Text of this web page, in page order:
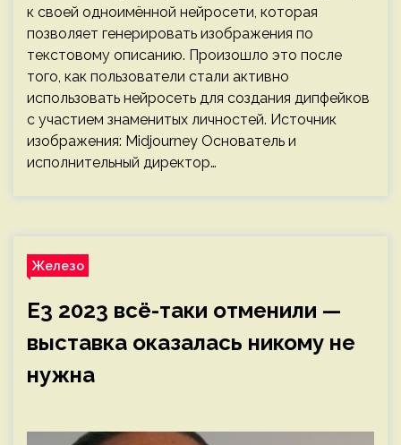
к своей одноимённой нейросети, которая
позволяет генерировать изображения по
текстовому описанию. Произошло это после
того, как пользователи стали активно
использовать нейросеть для создания дипфейков
с участием знаменитых личностей. Источник
изображения: Midjourney Основатель и
исполнительный директор…
Железо
E3 2023 всё-таки отменили —
выставка оказалась никому не
нужна